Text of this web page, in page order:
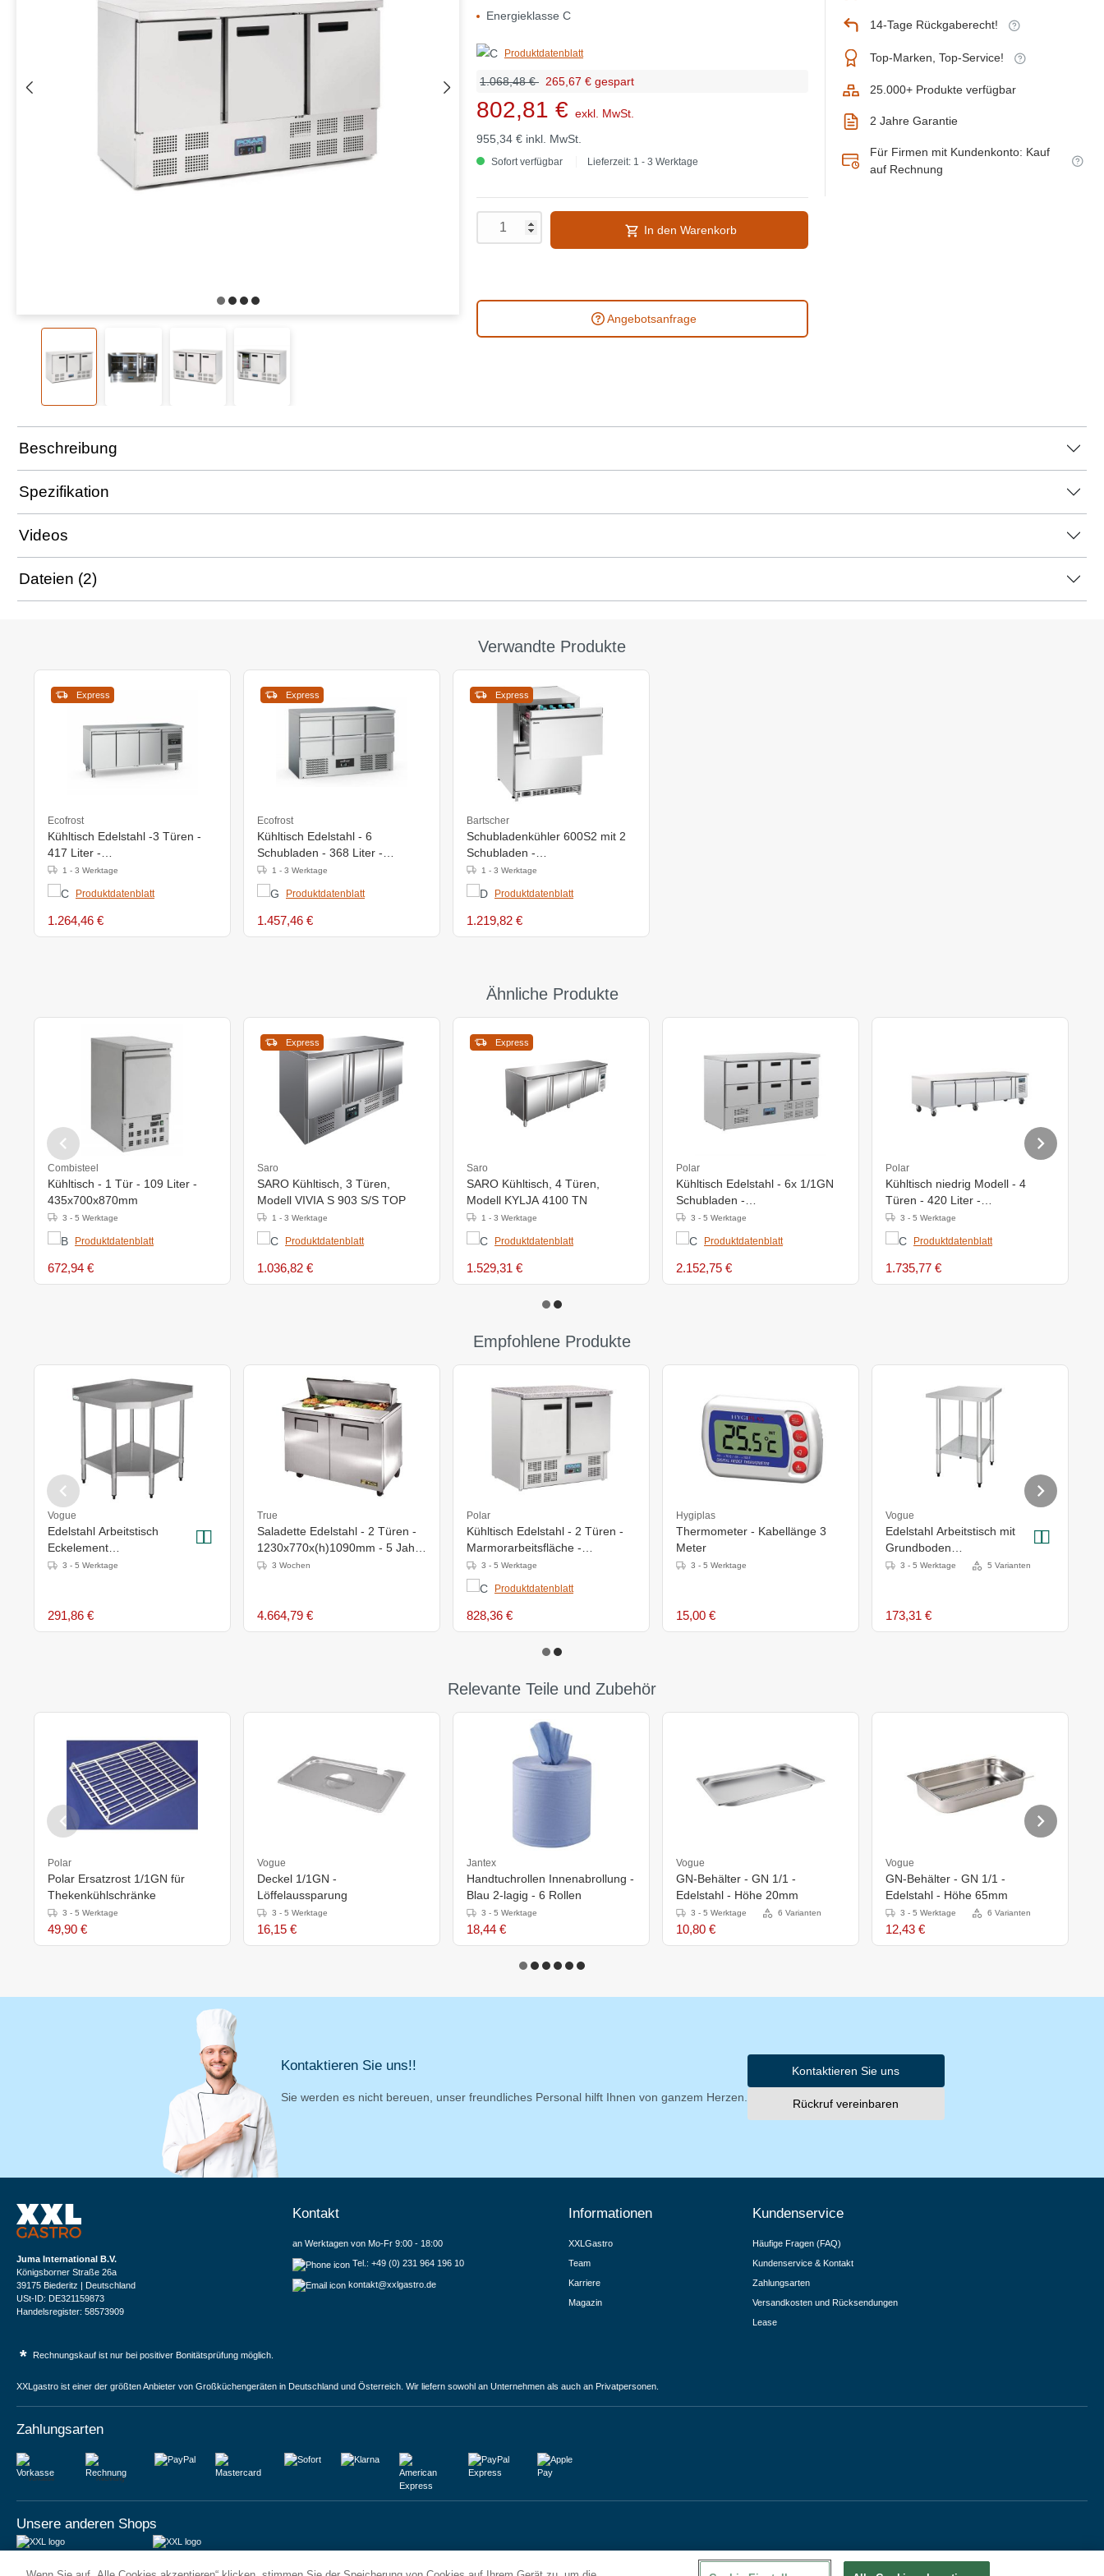
Energieklasse C
Produktdatenblatt
1.068,48 € 265,67 € gespart
802,81 € exkl. MwSt.
955,34 € inkl. MwSt.
Sofort verfügbar Lieferzeit: 1 - 3 Werktage
In den Warenkorb
Angebotsanfrage
14-Tage Rückgaberecht!
Top-Marken, Top-Service!
25.000+ Produkte verfügbar
2 Jahre Garantie
Für Firmen mit Kundenkonto: Kauf
auf Rechnung
Beschreibung
Spezifikation
Videos
Dateien (2)
Verwandte Produkte
Express
Ecofrost
Kühltisch Edelstahl -3 Türen -
417 Liter -
1795x700x(H)850mm
1 - 3 Werktage
Produktdatenblatt
1.264,46 €
Express
Ecofrost
Kühltisch Edelstahl - 6
Schubladen - 368 Liter -
1370x700x(h)850mm
1 - 3 Werktage
Produktdatenblatt
1.457,46 €
Express
Bartscher
Schubladenkühler 600S2 mit 2
Schubladen -
600x600x(h)845mm
1 - 3 Werktage
Produktdatenblatt
1.219,82 €
Ähnliche Produkte
Combisteel
Kühltisch - 1 Tür - 109 Liter -
435x700x870mm
3 - 5 Werktage
Produktdatenblatt
672,94 €
Express
Saro
SARO Kühltisch, 3 Türen,
Modell VIVIA S 903 S/S TOP
1 - 3 Werktage
Produktdatenblatt
1.036,82 €
Express
Saro
SARO Kühltisch, 4 Türen,
Modell KYLJA 4100 TN
1 - 3 Werktage
Produktdatenblatt
1.529,31 €
Polar
Kühltisch Edelstahl - 6x 1/1GN
Schubladen -
1370x700x(h)870mm
3 - 5 Werktage
Produktdatenblatt
2.152,75 €
Polar
Kühltisch niedrig Modell - 4
Türen - 420 Liter -
2230x700x(h)650mm
3 - 5 Werktage
Produktdatenblatt
1.735,77 €
Empfohlene Produkte
Vogue
Edelstahl Arbeitstisch
Eckelement
800x600(H)x900mm
3 - 5 Werktage
291,86 €
True
Saladette Edelstahl - 2 Türen -
1230x770x(h)1090mm - 5 Jahre
Garantie
3 Wochen
4.664,79 €
Polar
Kühltisch Edelstahl - 2 Türen -
Marmorarbeitsfläche -
700x900x(h)890mm
3 - 5 Werktage
Produktdatenblatt
828,36 €
Hygiplas
Thermometer - Kabellänge 3
Meter
3 - 5 Werktage
15,00 €
Vogue
Edelstahl Arbeitstisch mit
Grundboden
900x600(H)x900mm
3 - 5 Werktage 5 Varianten
173,31 €
Relevante Teile und Zubehör
Polar
Polar Ersatzrost 1/1GN für
Thekenkühlschränke
3 - 5 Werktage
49,90 €
Vogue
Deckel 1/1GN -
Löffelaussparung
3 - 5 Werktage
16,15 €
Jantex
Handtuchrollen Innenabrollung -
Blau 2-lagig - 6 Rollen
3 - 5 Werktage
18,44 €
Vogue
GN-Behälter - GN 1/1 -
Edelstahl - Höhe 20mm
3 - 5 Werktage 6 Varianten
10,80 €
Vogue
GN-Behälter - GN 1/1 -
Edelstahl - Höhe 65mm
3 - 5 Werktage 6 Varianten
12,43 €
Kontaktieren Sie uns!!
Sie werden es nicht bereuen, unser freundliches Personal hilft Ihnen von ganzem Herzen.
Kontaktieren Sie uns
Rückruf vereinbaren
Juma International B.V.
Königsborner Straße 26a
39175 Biederitz | Deutschland
USt-ID: DE321159873
Handelsregister: 58573909
Kontakt
an Werktagen von Mo-Fr 9:00 - 18:00
Tel.: +49 (0) 231 964 196 10
kontakt@xxlgastro.de
Informationen
XXLGastro
Team
Karriere
Magazin
Kundenservice
Häufige Fragen (FAQ)
Kundenservice & Kontakt
Zahlungsarten
Versandkosten und Rücksendungen
Lease
* Rechnungskauf ist nur bei positiver Bonitätsprüfung möglich.
XXLgastro ist einer der größten Anbieter von Großküchengeräten in Deutschland und Österreich. Wir liefern sowohl an Unternehmen als auch an Privatpersonen.
Zahlungsarten
Vorkasse Rechnung
Unsere anderen Shops